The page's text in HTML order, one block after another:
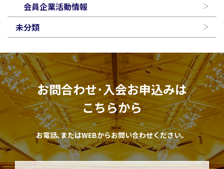
会員企業活動情報
未分類
お問合わせ･入会お申込みは
こちらから
お電話､またはWEBからお問い合わせください。